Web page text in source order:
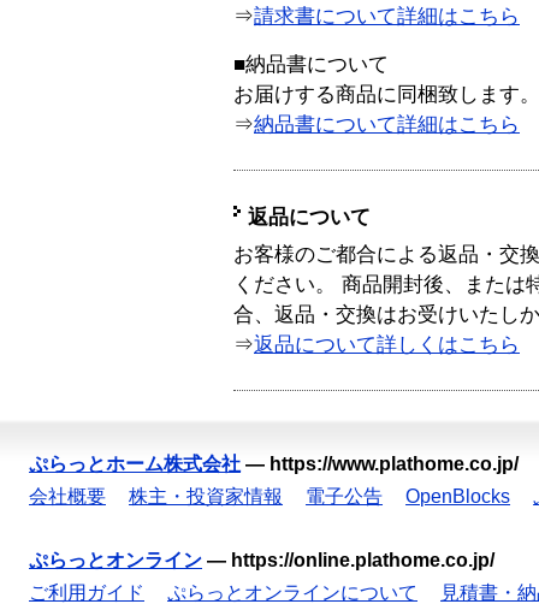
⇒請求書について詳細はこちら
■納品書について
お届けする商品に同梱致します。
⇒納品書について詳細はこちら
返品について
お客様のご都合による返品・交
ください。 商品開封後、または
合、返品・交換はお受けいたし
⇒返品について詳しくはこちら
ぷらっとホーム株式会社 — https://www.plathome.co.jp/
会社概要
株主・投資家情報 電子公告 OpenBlocks
ぷらっとオンライン — https://online.plathome.co.jp/
ご利用ガイド
ぷらっとオンラインについて
見積書・